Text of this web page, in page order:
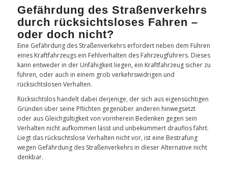
Gefährdung des Straßenverkehrs
durch rücksichtsloses Fahren –
oder doch nicht?
Eine Gefährdung des Straßenverkehrs erfordert neben dem Führen
eines Kraftfahrzeugs ein Fehlverhalten des Fahrzeugführers. Dieses
kann entweder in der Unfähigkeit liegen, ein Kraftfahrzeug sicher zu
führen, oder auch in einem grob verkehrswidrigen und
rücksichtslosen Verhalten.
Rücksichtslos handelt dabei derjenige, der sich aus eigensüchtigen
Gründen über seine Pflichten gegenüber anderen hinwegsetzt
oder aus Gleichgültigkeit von vornherein Bedenken gegen sein
Verhalten nicht aufkommen lässt und unbekümmert drauflos fährt.
Liegt das rücksichtslose Verhalten nicht vor, ist eine Bestrafung
wegen Gefährdung des Straßenverkehrs in dieser Alternative nicht
denkbar.